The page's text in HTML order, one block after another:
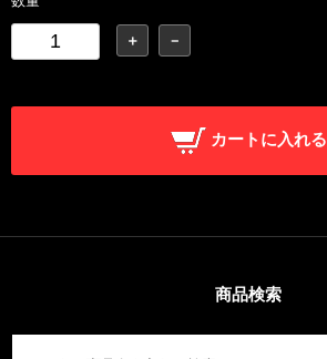
＋ －
カートに入れる
商品検索